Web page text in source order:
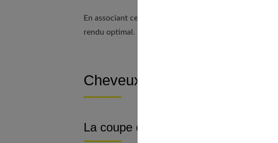
En associant cette routine de soins capillaires à une
rendu optimal.
Cheveux fins : les 12
La coupe dégradée